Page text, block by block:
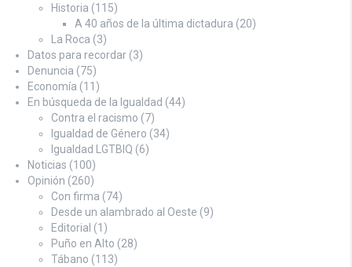
Historia (115)
A 40 años de la última dictadura (20)
La Roca (3)
Datos para recordar (3)
Denuncia (75)
Economía (11)
En búsqueda de la Igualdad (44)
Contra el racismo (7)
Igualdad de Género (34)
Igualdad LGTBIQ (6)
Noticias (100)
Opinión (260)
Con firma (74)
Desde un alambrado al Oeste (9)
Editorial (1)
Puño en Alto (28)
Tábano (113)